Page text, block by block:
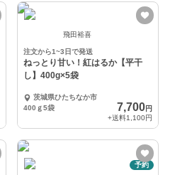
飛田裕喜
注文から1~3日で発送
ねっとり甘い！紅はるか【平干
し】400g×5袋
茨城県ひたちなか市
400ｇ5袋
7,700円
+送料1,100円
予約